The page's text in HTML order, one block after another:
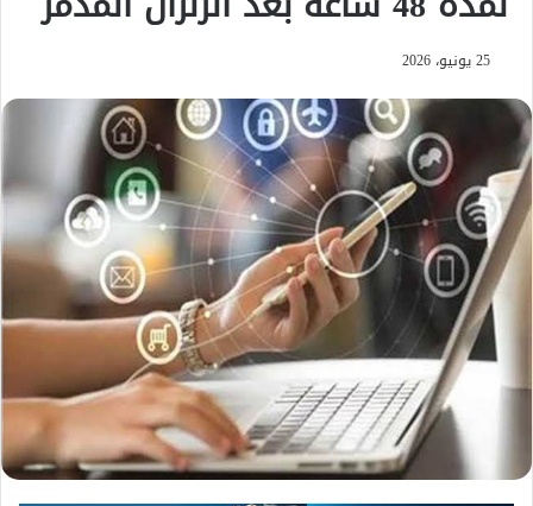
25 يونيو، 2026